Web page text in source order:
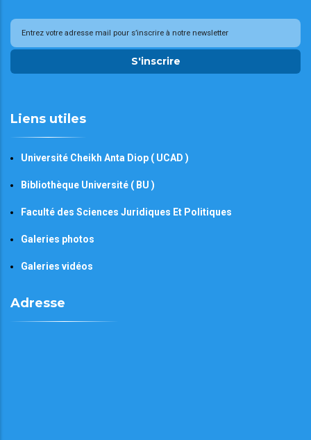
S'inscrire
Liens utiles
Université Cheikh Anta Diop ( UCAD )
Bibliothèque Université ( BU )
Faculté des Sciences Juridiques Et Politiques
Galeries photos
Galeries vidéos
Adresse